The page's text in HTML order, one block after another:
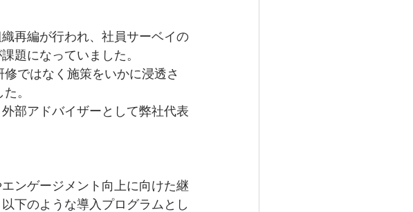
再編が行われ、社員サーベイの
題になっていました。
ではなく施策をいかに浸透さ
。
部アドバイザーとして弊社代表
ンゲージメント向上に向けた継
下のような導入プログラムとし